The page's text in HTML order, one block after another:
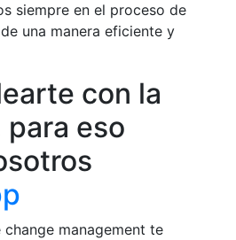
siempre en el proceso de
una manera eficiente y
con la
eso
management te